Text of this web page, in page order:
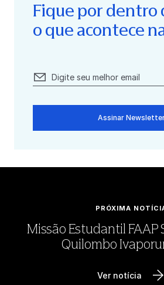
Fique por dentro
o que acontece
Assinar
PRÓXIMA
Missão Estudantil FAAP
Quilombo
Ver notícia